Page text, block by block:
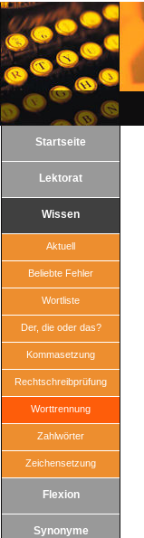
Startseite
Lektorat
Wissen
Aktuell
Beliebte Fehler
Wortliste
Der, die oder das?
Kommasetzung
Rechtschreibprüfung
Worttrennung
Zahlwörter
Zeichensetzung
Flexion
Synonyme